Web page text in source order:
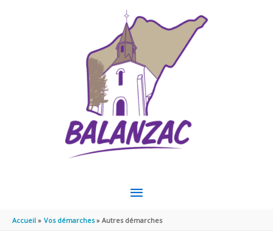
MENU
PRINCIPAL
Accueil Vos démarches Autres démarches